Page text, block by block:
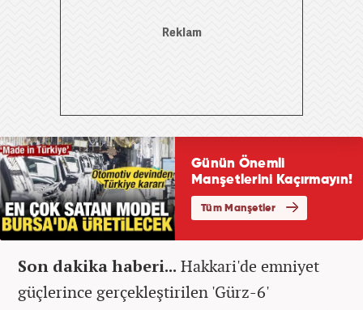
Son dakika haberi... Hakkari'de emniyet
güçlerince gerçekleştirilen 'Gürz-6'